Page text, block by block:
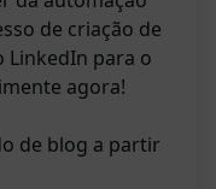
de criação de
LinkedIn para o
agora!
de blog a partir